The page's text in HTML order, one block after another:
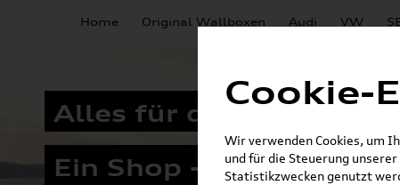
Home Original Wallboxen Audi VW
Alles für die
Ein Shop - alle
Cookie-
Wir verwenden Cookies, um
und für die Steuerung
Statistikzwecken genutzt